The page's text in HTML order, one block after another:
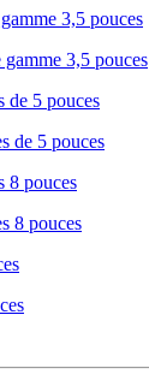
3,5 pouces
3,5 pouces
de 5 pouces
de 5 pouces
8 pouces
8 pouces